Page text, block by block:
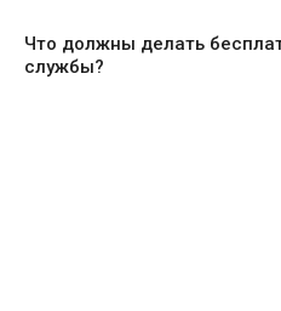
Что должны делать
службы?